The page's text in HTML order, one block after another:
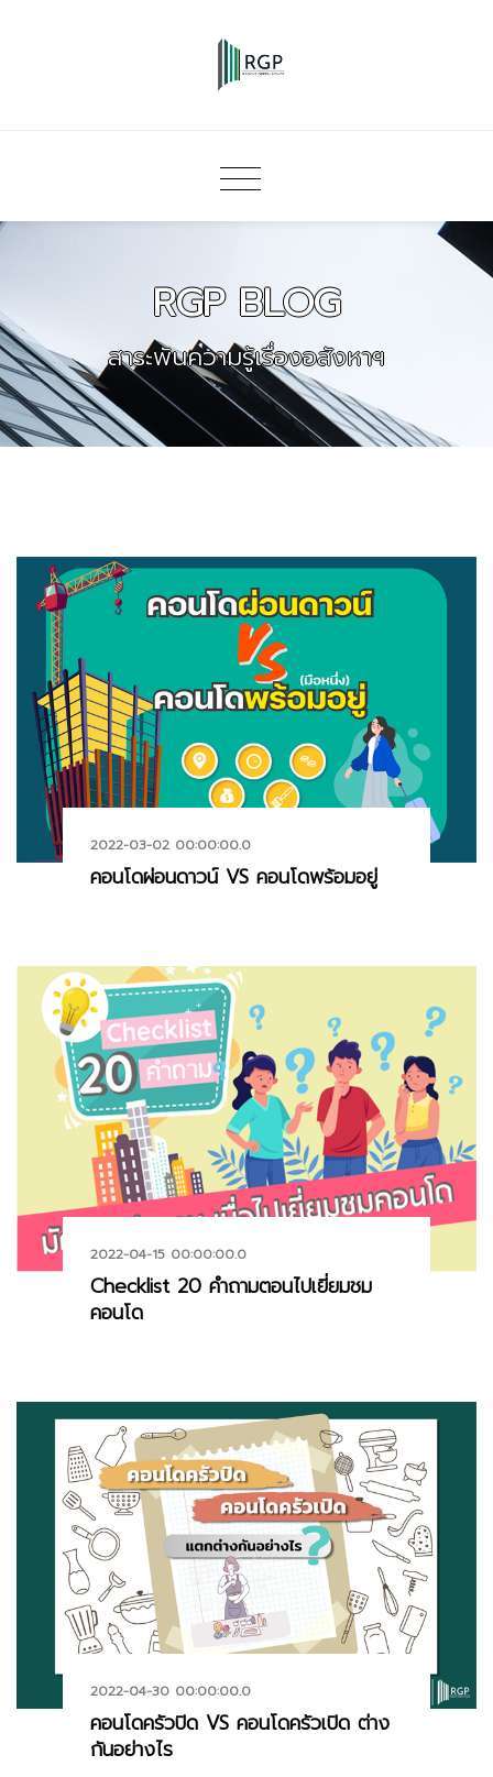
RGP BLOG
สาระพันความรู้เรื่องอสังหาฯ
2022-03-02 00:00:00.0
คอนโดผ่อนดาวน์ VS คอนโดพร้อมอยู่
2022-04-15 00:00:00.0
Checklist 20 คำถามตอนไปเยี่ยมชม
คอนโด
2022-04-30 00:00:00.0
คอนโดครัวปิด VS คอนโดครัวเปิด ต่าง
กันอย่างไร